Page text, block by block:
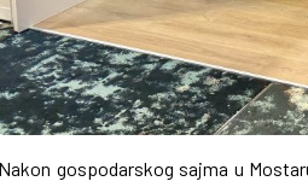
Nakon gospodarskog sajma u